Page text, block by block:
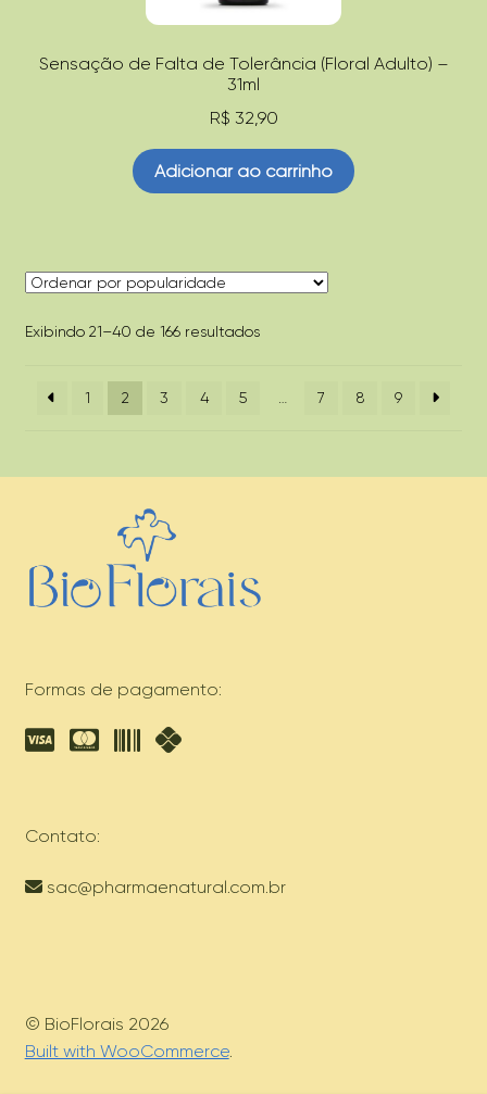
Sensação de Falta de Tolerância (Floral Adulto) –
31ml
R$ 32,90
Adicionar ao carrinho
Exibindo 21–40 de 166 resultadosClassificado
1
2 3 4 5 7 8 9
Formas de pagamento:
Contato:
sac@pharmaenatural.com.br
© BioFlorais 2026
Built with WooCommerce.